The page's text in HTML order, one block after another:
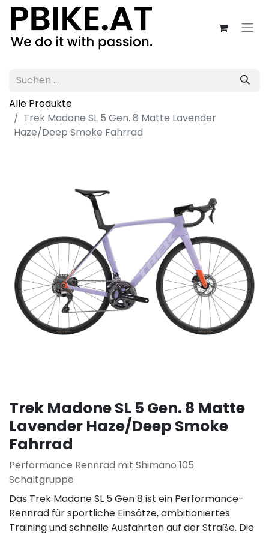
Alle Produkte
Trek Madone SL 5 Gen. 8 Matte Lavender
Haze/Deep Smoke Fahrrad
Trek Madone SL 5 Gen. 8 Matte
Lavender Haze/Deep Smoke
Fahrrad
Performance Rennrad mit Shimano 105
Schaltgruppe
Das Trek Madone SL 5 Gen 8 ist ein Performance-
Rennrad für sportliche Einsätze, ambitioniertes
Training und schnelle Ausfahrten auf der Straße. Die